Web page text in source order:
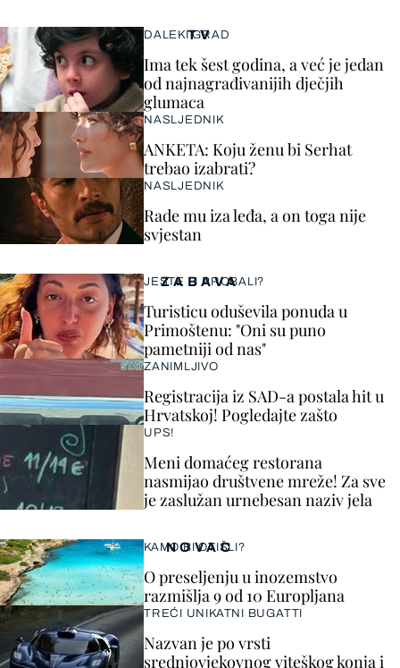
ZABAVA
JESTE LI PROBALI?
Turisticu oduševila ponuda u
Primoštenu: "Oni su puno
pametniji od nas"
ZANIMLJIVO
Registracija iz SAD-a postala hit u
Hrvatskoj! Pogledajte zašto
UPS!
Meni domaćeg restorana
nasmijao društvene mreže! Za sve
je zaslužan urnebesan naziv jela
TV
DALEKI GRAD
Ima tek šest godina, a već je jedan
od najnagrađivanijih dječjih
glumaca
NASLJEDNIK
ANKETA: Koju ženu bi Serhat
trebao izabrati?
NASLJEDNIK
Rade mu iza leđa, a on toga nije
svjestan
NOVAC
KAMO BI OTIŠLI?
O preseljenju u inozemstvo
razmišlja 9 od 10 Europljana
TREĆI UNIKATNI BUGATTI
Nazvan je po vrsti
srednjovjekovnog viteškog konja i